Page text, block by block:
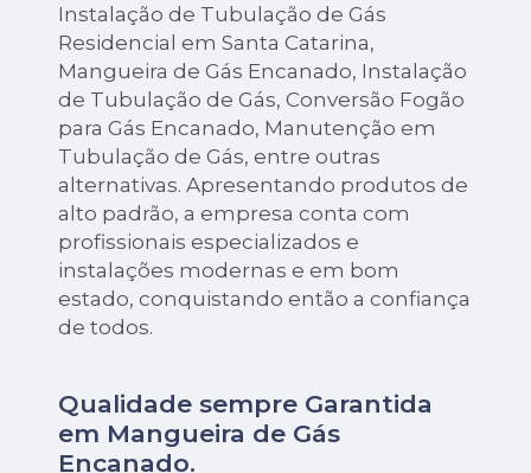
Instalação de Tubulação de Gás
Residencial em Santa Catarina,
Mangueira de Gás Encanado, Instalação
de Tubulação de Gás, Conversão Fogão
para Gás Encanado, Manutenção em
Tubulação de Gás, entre outras
alternativas. Apresentando produtos de
alto padrão, a empresa conta com
profissionais especializados e
instalações modernas e em bom
estado, conquistando então a confiança
de todos.
Qualidade sempre Garantida
em Mangueira de Gás
Encanado.